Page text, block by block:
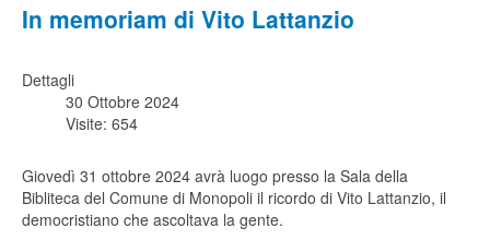
In memoriam di Vito Lattanzio
Dettagli
30 Ottobre 2024
Visite: 654
Giovedì 31 ottobre 2024 avrà luogo presso la Sala della
Bibliteca del Comune di Monopoli il ricordo di Vito Lattanzio, il
democristiano che ascoltava la gente.